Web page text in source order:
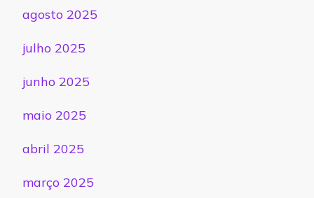
agosto 2025
julho 2025
junho 2025
maio 2025
abril 2025
março 2025